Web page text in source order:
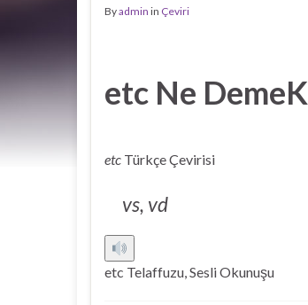
Byadmin in Çeviri
etc Ne DemeK
etc Türkçe Çevirisi
vs, vd
etc Telaffuzu, Sesli Okunuşu